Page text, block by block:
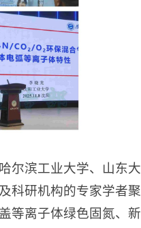
尔滨工业大学、山东大
科研机构的专家学者聚
等离子体绿色固氮、新